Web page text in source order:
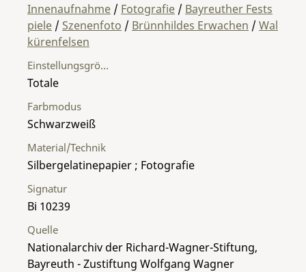
Material/Technik
Silbergelatinepapier ; Fotografie
Einstellungsgröße
Totale
Farbmodus
Schwarzweiß
Signatur
Bi 10239
Quelle
Nationalarchiv der Richard-Wagner-Stiftung,
Bayreuth - Zustiftung Wolfgang Wagner
Innenaufnahme / Fotografie / Bayreuther Fests
piele / Szenenfoto / Brünnhildes Erwachen / Wal
kürenfelsen